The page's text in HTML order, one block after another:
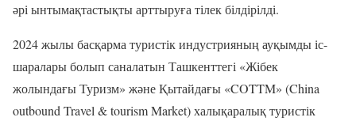
әрі ынтымақтастықты арттыруға тілек білдірілді.
2024 жылы басқарма туристік индустрияның ауқымды іс-
шаралары болып саналатын Ташкенттегі «Жібек
жолындағы Туризм» және Қытайдағы «COTTM» (China
outbound Travel & tourism Market) халықаралық туристік